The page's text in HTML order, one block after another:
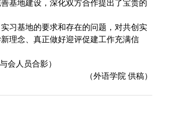
基地建设，深化双方合作提出了宝贵的
习基地的要求和存在的问题，对共创实
理念、真正做好迎评促建工作充满信
会人员合影）
（外语学院 供稿）